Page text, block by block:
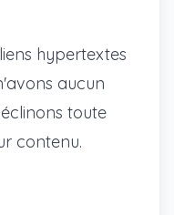
hypertextes
aucun
toute
contenu.